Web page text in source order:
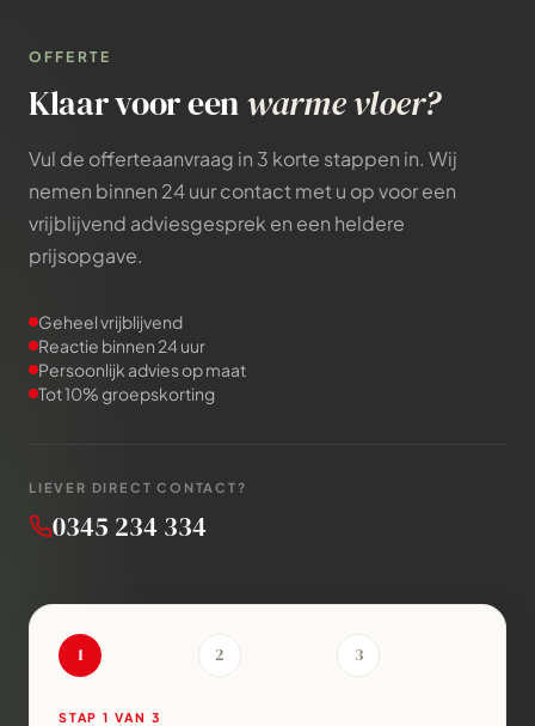
OFFERTE
Klaar voor eenwarme vloer?
Vul de offerteaanvraag in 3 korte stappen in. Wij
nemen binnen 24 uur contact met u op voor een
vrijblijvend adviesgesprek en een heldere
prijsopgave.
Geheel vrijblijvend
Reactie binnen 24 uur
Persoonlijk advies op maat
Tot 10% groepskorting
LIEVER DIRECT CONTACT?
0345 234 334
1 2 3
STAP 1 VAN 3